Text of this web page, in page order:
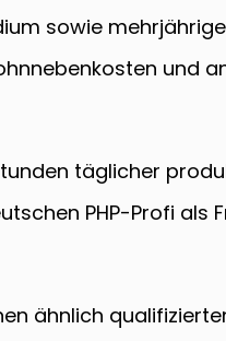
sowie
und
täglicher
PHP-Profi
ähnlich